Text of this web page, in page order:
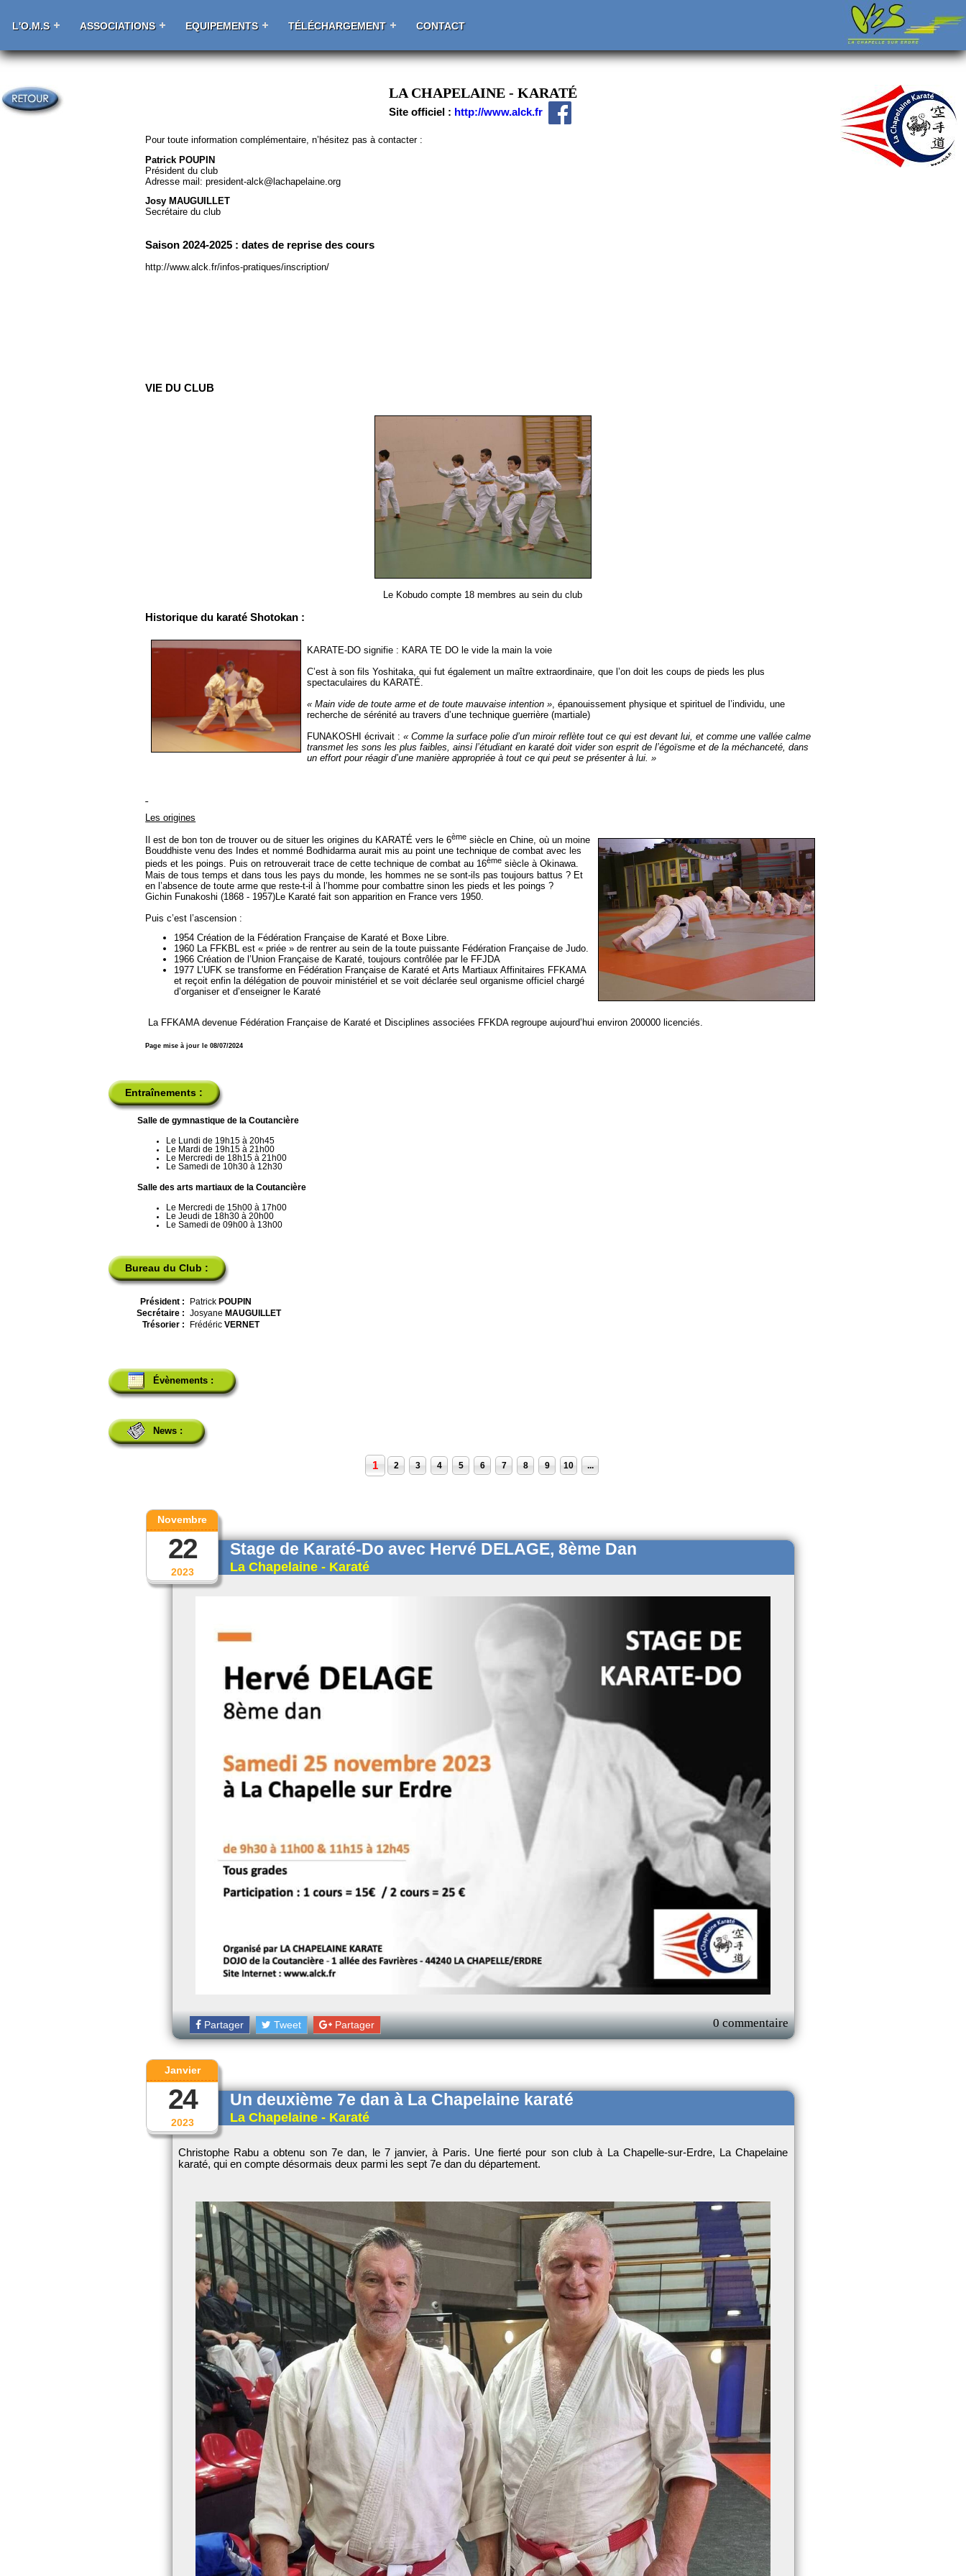
L'O.M.S ASSOCIATIONS EQUIPEMENTS TÉLÉCHARGEMENT CONTACT
LA CHAPELAINE - KARATÉ
Site officiel : http://www.alck.fr
Pour toute information complémentaire, n’hésitez pas à contacter :
Patrick POUPIN
Président du club
Adresse mail: president-alck@lachapelaine.org
Josy MAUGUILLET
Secrétaire du club
Saison 2024-2025 : dates de reprise des cours
http://www.alck.fr/infos-pratiques/inscription/
VIE DU CLUB
Le Kobudo compte 18 membres au sein du club
Historique du karaté Shotokan :
KARATE-DO signifie : KARA TE DO le vide la main la voie
C’est à son fils Yoshitaka, qui fut également un maître extraordinaire, que l’on doit les coups de pieds les plus
spectaculaires du KARATÉ.
« Main vide de toute arme et de toute mauvaise intention » , épanouissement physique et spirituel de l’individu, une
recherche de sérénité au travers d’une technique guerrière (martiale)
FUNAKOSHI écrivait :« Comme la surface polie d’un miroir reflète tout ce qui est devant lui, et comme une vallée calme
transmet les sons les plus faibles, ainsi l’étudiant en karaté doit vider son esprit de l’égoïsme et de la méchanceté, dans
un effort pour réagir d’une manière appropriée à tout ce qui peut se présenter à lui. »
Les origines
Il est de bon ton de trouver ou de situer les origines du KARATÉ vers le 6ème siècle en Chine, où un moine
Bouddhiste venu des Indes et nommé Bodhidarma aurait mis au point une technique de combat avec les
pieds et les poings. Puis on retrouverait trace de cette technique de combat au 16ème siècle à Okinawa.
Mais de tous temps et dans tous les pays du monde, les hommes ne se sont-ils pas toujours battus ? Et
en l’absence de toute arme que reste-t-il à l’homme pour combattre sinon les pieds et les poings ?
Gichin Funakoshi (1868 - 1957)Le Karaté fait son apparition en France vers 1950.
Puis c’est l’ascension :
1954 Création de la Fédération Française de Karaté et Boxe Libre.
1960 La FFKBL est « priée » de rentrer au sein de la toute puissante Fédération Française de Judo.
1966 Création de l’Union Française de Karaté, toujours contrôlée par le FFJDA
1977 L’UFK se transforme en Fédération Française de Karaté et Arts Martiaux Affinitaires FFKAMA
et reçoit enfin la délégation de pouvoir ministériel et se voit déclarée seul organisme officiel chargé
d’organiser et d’enseigner le Karaté
La FFKAMA devenue Fédération Française de Karaté et Disciplines associées FFKDA regroupe aujourd’hui environ 200000 licenciés.
Page mise à jour le 08/07/2024
Entraînements :
Salle de gymnastique de la Coutancière
Le Lundi de 19h15 à 20h45
Le Mardi de 19h15 à 21h00
Le Mercredi de 18h15 à 21h00
Le Samedi de 10h30 à 12h30
Salle des arts martiaux de la Coutancière
Le Mercredi de 15h00 à 17h00
Le Jeudi de 18h30 à 20h00
Le Samedi de 09h00 à 13h00
Bureau du Club :
Président : Patrick POUPIN
Secrétaire :
Josyane MAUGUILLET
Trésorier :
Frédéric VERNET
Évènements :
News :
1 2 3 4 5 6 7 8 9 10 ...
2023
Novembre
22 Stage de Karaté-Do avec Hervé DELAGE, 8ème Dan
La Chapelaine - Karaté
Partager Tweet Partager 0 commentaire
2023
Janvier
24 Un deuxième 7e dan à La Chapelaine karaté
La Chapelaine - Karaté
Christophe Rabu a obtenu son 7e dan, le 7 janvier, à Paris. Une fierté pour son club à La Chapelle-sur-Erdre, La Chapelaine
karaté, qui en compte désormais deux parmi les sept 7e dan du département.